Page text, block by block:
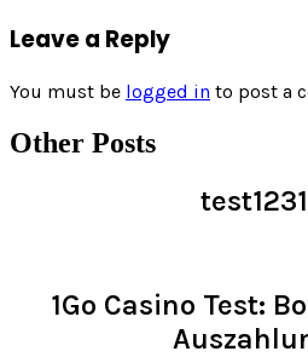
Leave a Reply
You must be logged in to post a
Other Posts
1Go Casino Test: